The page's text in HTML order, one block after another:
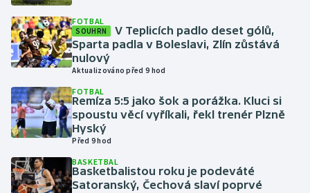
Jezdectví
Judo
Krasobruslení
Lezení
Lyže a snowboard
Moderní pětiboj
FOTBAL
SOUHRN
V Teplicích padlo deset gólů,
Sparta padla v Boleslavi, Zlín zůstává
nulový
Aktualizováno před 9 hod
FOTBAL
Remíza 5:5 jako šok a porážka. Kluci si
spoustu věcí vyříkali, řekl trenér Plzně
Hyský
Před 9 hod
BASKETBAL
Basketbalistou roku je podeváté
Satoranský, Čechová slaví poprvé